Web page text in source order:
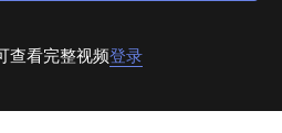
查看完整视频登录